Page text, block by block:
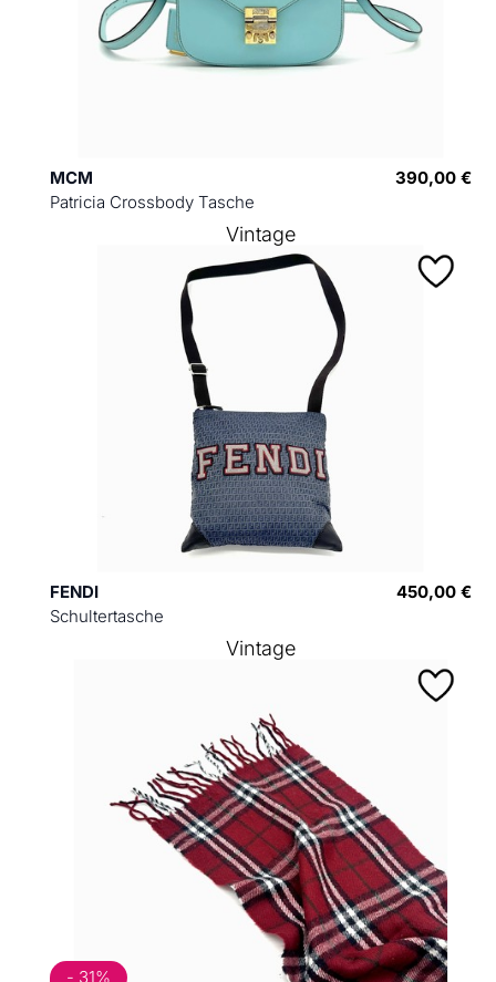
MCM
Patricia Crossbody Tasche
390,00 €
FENDI
Schultertasche
450,00 €
Vintage
- 31%
Vintage